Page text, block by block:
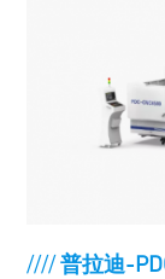
////普拉迪-